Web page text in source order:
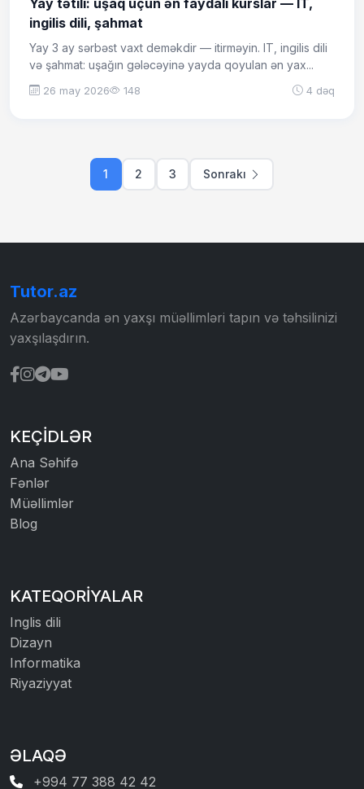
ingilis dili, şahmat
Yay 3 ay sərbəst vaxt deməkdir — itirməyin. IT, ingilis dili
və şahmat: uşağın gələcəyinə yayda qoyulan ən yax...
26 may 2026 148 4 dəq
1 2 3 Sonrakı
Tutor.az
Azərbaycanda ən yaxşı müəllimləri tapın və təhsilinizi
yaxşılaşdırın.
KEÇIDLƏR
Ana Səhifə
Fənlər
Müəllimlər
Blog
KATEQORIYALAR
Inglis dili
Dizayn
Informatika
Riyaziyyat
ƏLAQƏ
+994 77 388 42 42